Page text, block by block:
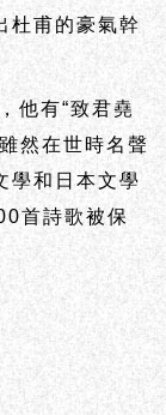
杜甫的豪氣幹
他有“致君堯
然在世時名聲
學和日本文學
首詩歌被保